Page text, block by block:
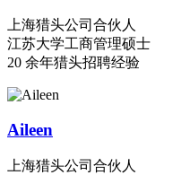
上海猎头公司合伙人
江苏大学工商管理硕士
20 余年猎头招聘经验
Aileen
上海猎头公司合伙人